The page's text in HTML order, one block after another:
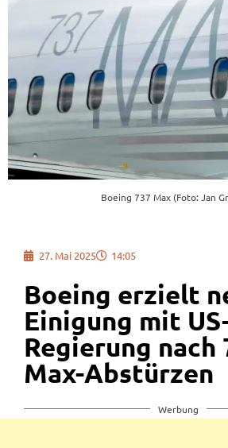
Boeing 737 Max (Foto: Jan
27. Mai 2025 14:05
Boeing erzielt
Einigung mit
Regierung nach
Max-Abstürzen
Werbung